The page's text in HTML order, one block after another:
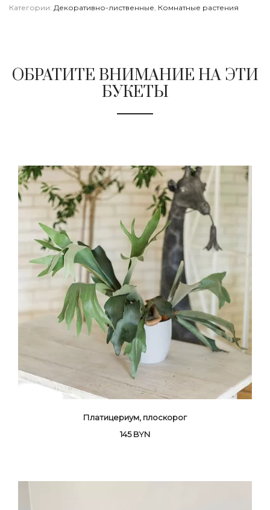
Категории: Декоративно-лиственные, Комнатные растения
ОБРАТИТЕ ВНИМАНИЕ НА ЭТИ
БУКЕТЫ
Платицериум, плоскорог
145BYN